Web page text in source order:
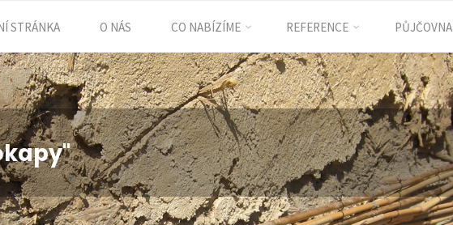
STRÁNKA O NÁS CO NABÍZÍME REFERENCE PŮJČOVNA